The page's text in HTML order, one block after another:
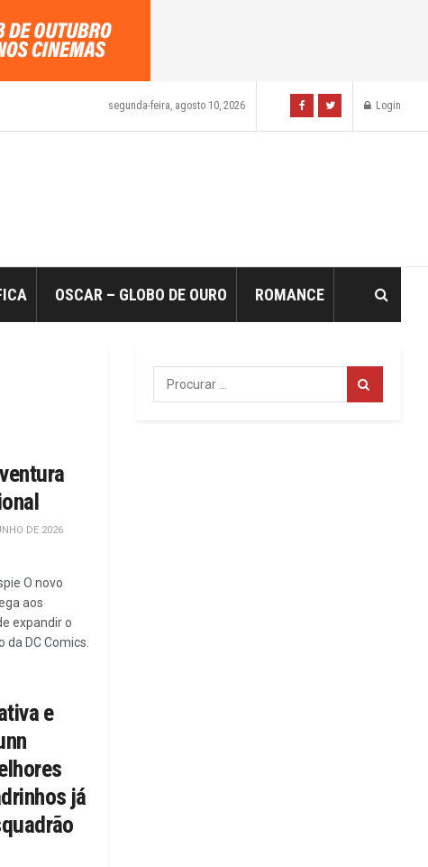
segunda-feira, agosto 10, 2026 Login
OSCAR – GLOBO DE OURO ROMANCE
DE 2026
O novo
aos
expandir o
DC Comics.
e
já